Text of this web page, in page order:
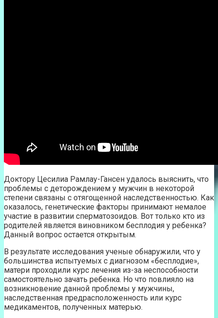
Доктору Цесилиа Рамлау-Гансен удалось выяснить, что
проблемы с деторождением у мужчин в некоторой
степени связаны с отягощенной наследственностью. Как
оказалось, генетические факторы принимают немалое
участие в развитии сперматозоидов. Вот только кто из
родителей является виновником бесплодия у ребенка?
Данный вопрос остается открытым.
В результате исследования ученые обнаружили, что у
большинства испытуемых с диагнозом «бесплодие»,
матери проходили курс лечения из-за неспособности
самостоятельно зачать ребенка. Но что повлияло на
возникновение данной проблемы у мужчины,
наследственная предрасположенность или курс
медикаментов, полученных матерью.